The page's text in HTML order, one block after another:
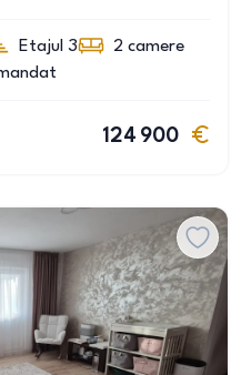
Etajul 3 2 camere
124 900